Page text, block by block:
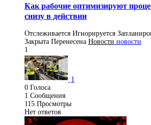
Как рабочие оптимизируют
снизу в действии
Отслеживается Игнорируется
Закрыта Перенесена Новости новости
1
1
0 Голоса
1 Сообщения
115 Просмотры
Нет ответов